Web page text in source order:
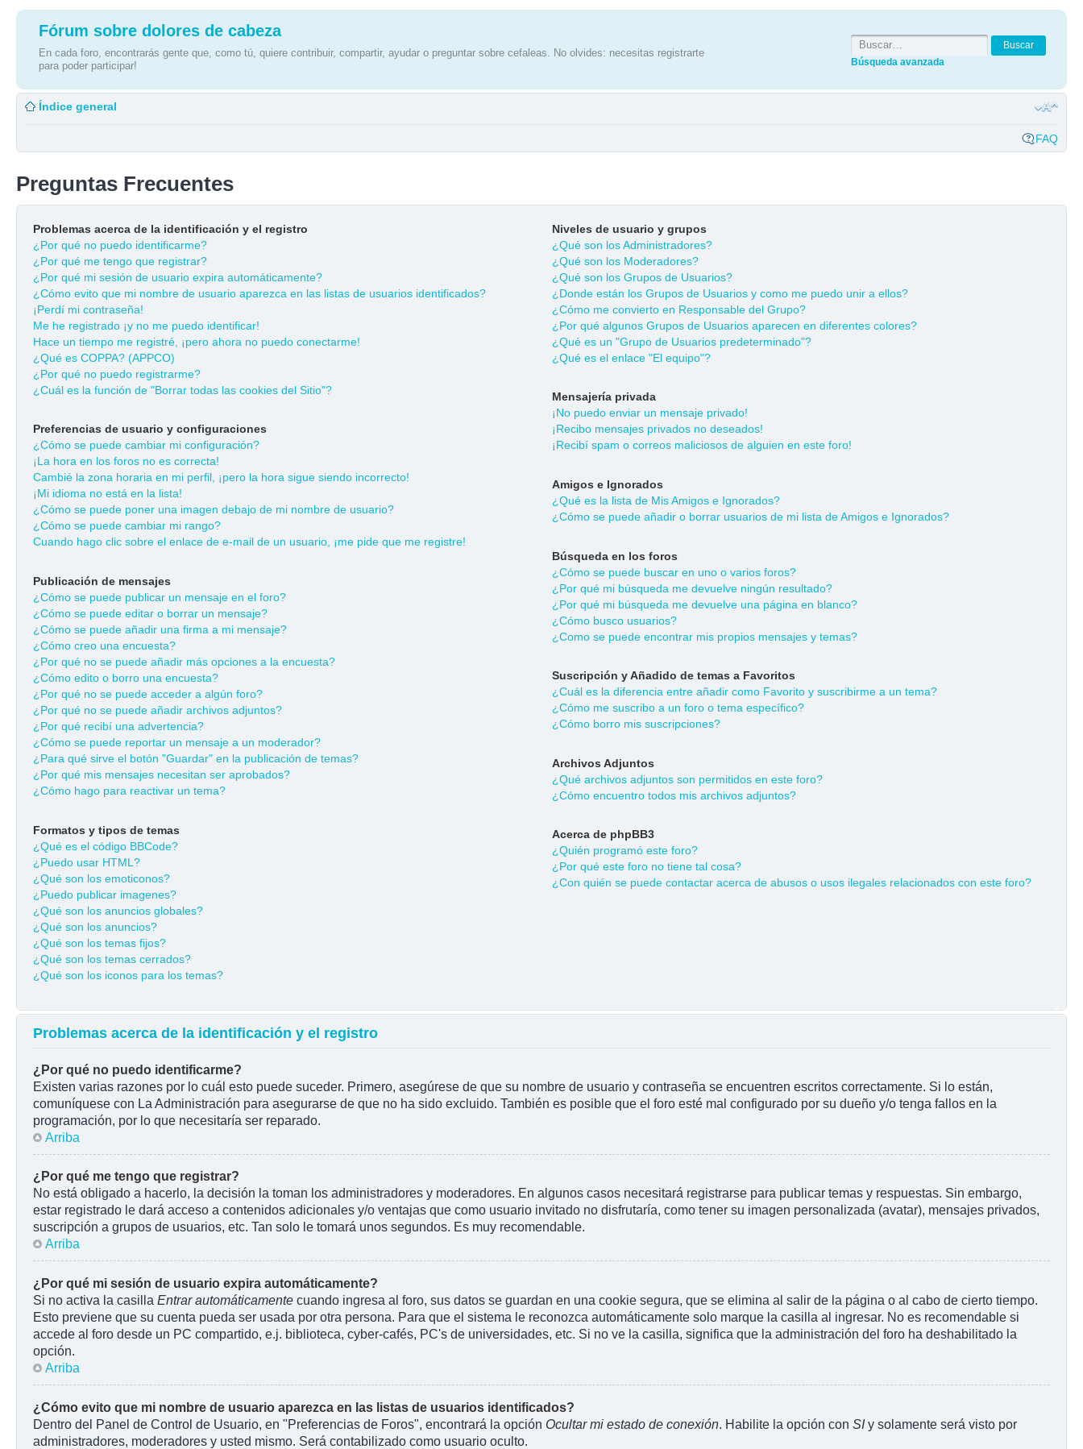
Fórum sobre dolores de cabeza
En cada foro, encontrarás gente que, como tú, quiere contribuir, compartir, ayudar o preguntar sobre cefaleas. No olvides: necesitas registrarte
para poder participar!
Búsqueda avanzada
Índice general
FAQ
Preguntas Frecuentes
Problemas acerca de la identificación y el registro
¿Por qué no puedo identificarme?
¿Por qué me tengo que registrar?
¿Por qué mi sesión de usuario expira automáticamente?
¿Cómo evito que mi nombre de usuario aparezca en las listas de usuarios identificados?
¡Perdí mi contraseña!
Me he registrado ¡y no me puedo identificar!
Hace un tiempo me registré, ¡pero ahora no puedo conectarme!
¿Qué es COPPA? (APPCO)
¿Por qué no puedo registrarme?
¿Cuál es la función de "Borrar todas las cookies del Sitio"?
Preferencias de usuario y configuraciones
¿Cómo se puede cambiar mi configuración?
¡La hora en los foros no es correcta!
Cambié la zona horaria en mi perfil, ¡pero la hora sigue siendo incorrecto!
¡Mi idioma no está en la lista!
¿Cómo se puede poner una imagen debajo de mi nombre de usuario?
¿Cómo se puede cambiar mi rango?
Cuando hago clic sobre el enlace de e-mail de un usuario, ¡me pide que me registre!
Publicación de mensajes
¿Cómo se puede publicar un mensaje en el foro?
¿Cómo se puede editar o borrar un mensaje?
¿Cómo se puede añadir una firma a mi mensaje?
¿Cómo creo una encuesta?
¿Por qué no se puede añadir más opciones a la encuesta?
¿Cómo edito o borro una encuesta?
¿Por qué no se puede acceder a algún foro?
¿Por qué no se puede añadir archivos adjuntos?
¿Por qué recibí una advertencia?
¿Cómo se puede reportar un mensaje a un moderador?
¿Para qué sirve el botón "Guardar" en la publicación de temas?
¿Por qué mis mensajes necesitan ser aprobados?
¿Cómo hago para reactivar un tema?
Formatos y tipos de temas
¿Qué es el código BBCode?
¿Puedo usar HTML?
¿Qué son los emoticonos?
¿Puedo publicar imagenes?
¿Qué son los anuncios globales?
¿Qué son los anuncios?
¿Qué son los temas fijos?
¿Qué son los temas cerrados?
¿Qué son los iconos para los temas?
Niveles de usuario y grupos
¿Qué son los Administradores?
¿Qué son los Moderadores?
¿Qué son los Grupos de Usuarios?
¿Donde están los Grupos de Usuarios y como me puedo unir a ellos?
¿Cómo me convierto en Responsable del Grupo?
¿Por qué algunos Grupos de Usuarios aparecen en diferentes colores?
¿Qué es un "Grupo de Usuarios predeterminado"?
¿Qué es el enlace "El equipo"?
Mensajería privada
¡No puedo enviar un mensaje privado!
¡Recibo mensajes privados no deseados!
¡Recibí spam o correos maliciosos de alguien en este foro!
Amigos e Ignorados
¿Qué es la lista de Mis Amigos e Ignorados?
¿Cómo se puede añadir o borrar usuarios de mi lista de Amigos e Ignorados?
Búsqueda en los foros
¿Cómo se puede buscar en uno o varios foros?
¿Por qué mi búsqueda me devuelve ningún resultado?
¿Por qué mi búsqueda me devuelve una página en blanco?
¿Cómo busco usuarios?
¿Como se puede encontrar mis propios mensajes y temas?
Suscripción y Añadido de temas a Favoritos
¿Cuál es la diferencia entre añadir como Favorito y suscribirme a un tema?
¿Cómo me suscribo a un foro o tema específico?
¿Cómo borro mis suscripciones?
Archivos Adjuntos
¿Qué archivos adjuntos son permitidos en este foro?
¿Cómo encuentro todos mis archivos adjuntos?
Acerca de phpBB3
¿Quién programó este foro?
¿Por qué este foro no tiene tal cosa?
¿Con quién se puede contactar acerca de abusos o usos ilegales relacionados con este foro?
Problemas acerca de la identificación y el registro
¿Por qué no puedo identificarme?
Existen varias razones por lo cuál esto puede suceder. Primero, asegúrese de que su nombre de usuario y contraseña se encuentren escritos correctamente. Si lo están,
comuníquese con La Administración para asegurarse de que no ha sido excluido. También es posible que el foro esté mal configurado por su dueño y/o tenga fallos en la
programación, por lo que necesitaría ser reparado.
Arriba
¿Por qué me tengo que registrar?
No está obligado a hacerlo, la decisión la toman los administradores y moderadores. En algunos casos necesitará registrarse para publicar temas y respuestas. Sin embargo,
estar registrado le dará acceso a contenidos adicionales y/o ventajas que como usuario invitado no disfrutaría, como tener su imagen personalizada (avatar), mensajes privados,
suscripción a grupos de usuarios, etc. Tan solo le tomará unos segundos. Es muy recomendable.
Arriba
¿Por qué mi sesión de usuario expira automáticamente?
Si no activa la casilla Entrar automáticamente cuando ingresa al foro, sus datos se guardan en una cookie segura, que se elimina al salir de la página o al cabo de cierto tiempo.
Esto previene que su cuenta pueda ser usada por otra persona. Para que el sistema le reconozca automáticamente solo marque la casilla al ingresar. No es recomendable si
accede al foro desde un PC compartido, e.j. biblioteca, cyber-cafés, PC's de universidades, etc. Si no ve la casilla, significa que la administración del foro ha deshabilitado la
opción.
Arriba
¿Cómo evito que mi nombre de usuario aparezca en las listas de usuarios identificados?
Dentro del Panel de Control de Usuario, en "Preferencias de Foros", encontrará la opción Ocultar mi estado de conexión. Habilite la opción con SIy solamente será visto por
administradores, moderadores y usted mismo. Será contabilizado como usuario oculto.